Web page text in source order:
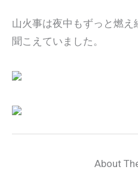
山火事は夜中もずっと燃
聞こえていました。
About